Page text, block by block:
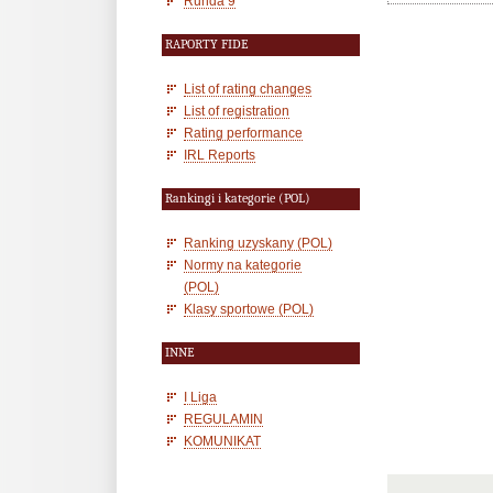
RAPORTY FIDE
List of rating changes
List of registration
Rating performance
IRL Reports
Rankingi i kategorie (POL)
Ranking uzyskany (POL)
Normy na kategorie
(POL)
Klasy sportowe (POL)
INNE
I Liga
REGULAMIN
KOMUNIKAT